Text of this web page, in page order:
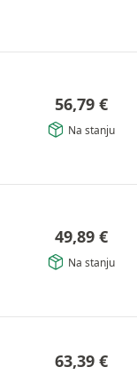
56,79 €
Na stanju
49,89 €
Na stanju
63,39 €